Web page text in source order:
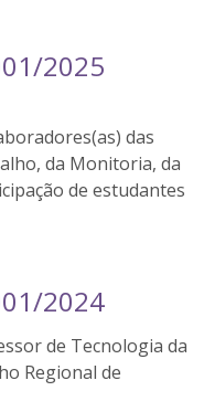
2025
das
da Monitoria, da
de estudantes
2024
de Tecnologia da
Regional de